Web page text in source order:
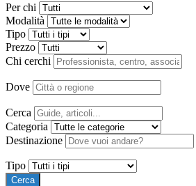
Per chi
Modalità
Tipo
Prezzo
Chi cerchi
Dove
Cerca
Categoria
Destinazione
Tipo
Cerca